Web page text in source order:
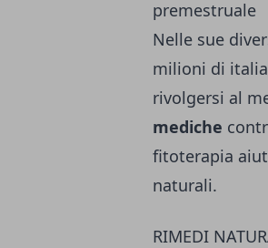
Nelle sue
milioni di
rivolgersi al
mediche
fitoterapia
naturali.
RIMEDI